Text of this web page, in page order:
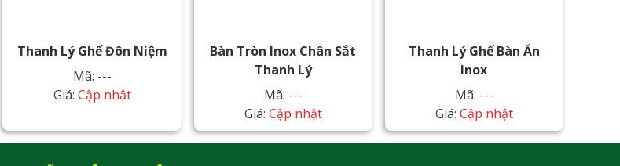
Thanh Lý Ghế Đôn Niệm
Mã: ---
Giá: Cập nhật
Bàn Tròn Inox Chân Sắt
Thanh Lý
Mã: ---
Giá: Cập nhật
Thanh Lý Ghế Bàn Ăn
Inox
Mã: ---
Giá: Cập nhật